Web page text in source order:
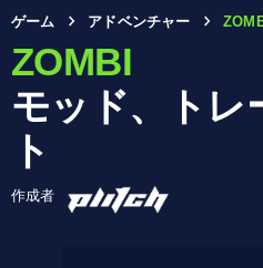
ゲーム アドベンチャー
ZOMBI
モッド、トレ
ト
作成者